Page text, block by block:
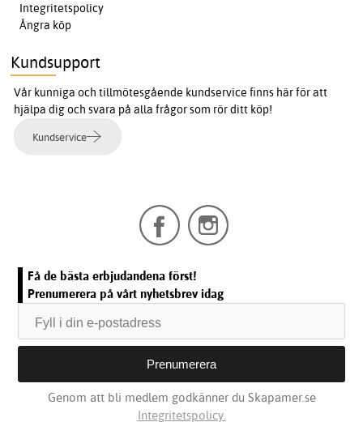
Integritetspolicy
Ångra köp
Kundsupport
Vår kunniga och tillmötesgående kundservice finns här för att
hjälpa dig och svara på alla frågor som rör ditt köp!
Kundservice
Få de bästa erbjudandena först!
Prenumerera på vårt nyhetsbrev idag
Genom att bli medlem godkänner du Skapamer.se
Integritetspolicy.